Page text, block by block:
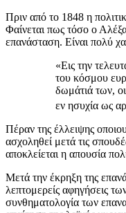
Πριν από το 1848 η
Φαίνεται πως τόσο ο
επανάσταση. Είναι πολύ
«Εις την
του κόσμου
δωμάτιά των,
εν ησυχία ως
Πέραν της έλλειψης
ασχοληθεί μετά τις
αποκλείεται η απουσία
Μετά την έκρηξη της
λεπτομερείς αφηγήσεις
συνθηματολογία των